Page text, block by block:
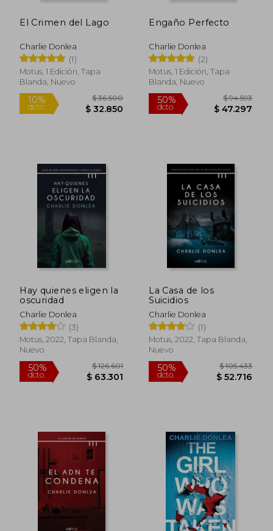
dcto. $ 32.850 dcto.
El Crimen del Lago
Charlie Donlea
(1)
Motus, 1 Edición, Tapa
Blanda, Nuevo
10%
dcto.
$ 36.500
Engaño Perfecto
Charlie Donlea
(2)
Motus, 1 Edición, Tapa
Blanda, Nuevo
50%
dcto.
Hay quienes eligen la
oscuridad
Charlie Donlea
(3)
Motus, 2022, Tapa Blanda,
Nuevo
La Casa de los
Suicidios
Charlie Donlea
(1)
Motus, 2022, Tapa Blanda,
Nuevo